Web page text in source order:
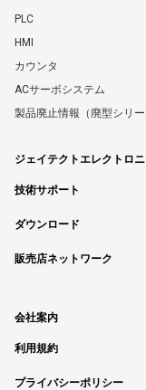
PLC
HMI
カウンタ
ACサーボシステム
製品廃止情報（廃型シリー
ジェイテクトエレクトロ
技術サポート
ダウンロード
販売店ネットワーク
会社案内
利用規約
プライバシーポリシー